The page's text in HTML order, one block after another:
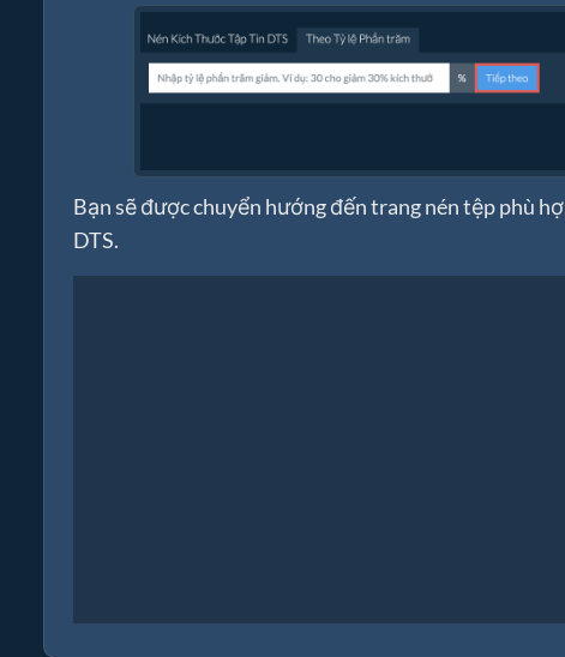
Bạn sẽ được chuyển hướng đến trang nén tệp phù
DTS.